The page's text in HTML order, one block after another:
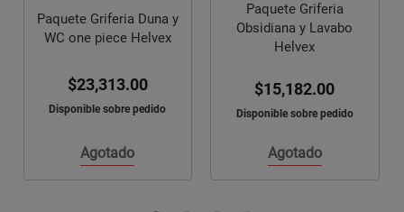
Paquete Griferia
Obsidiana y Lavabo
Helvex
$15,182.00
Disponible sobre pedido
Agotado
y WC one piece Helvex
$21,165.00